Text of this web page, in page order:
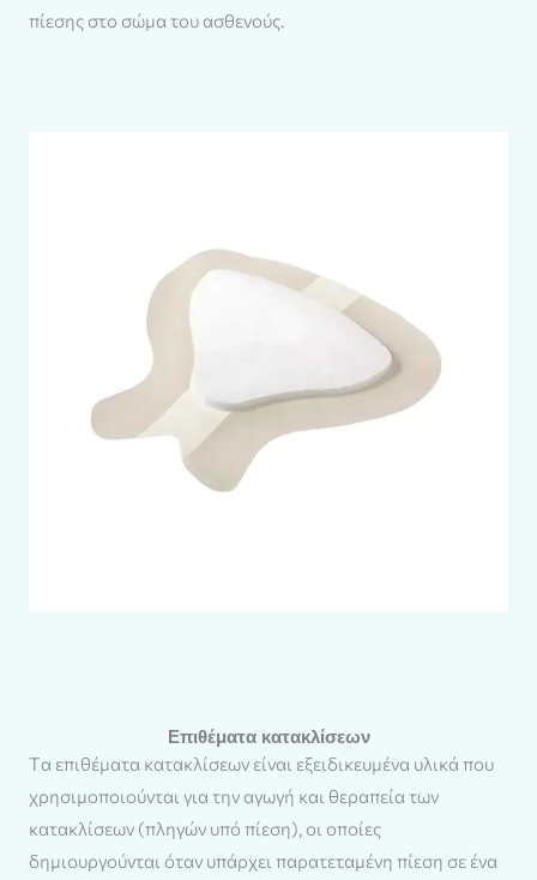
πίεσης στο σώμα του ασθενούς.
Eπιθέματα κατακλίσεων
Tα επιθέματα κατακλίσεων είναι εξειδικευμένα υλικά που
χρησιμοποιούνται για την αγωγή και θεραπεία των
κατακλίσεων (πληγών υπό πίεση), οι οποίες
δημιουργούνται όταν υπάρχει παρατεταμένη πίεση σε ένα